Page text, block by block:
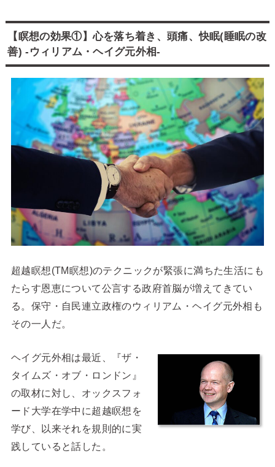
【瞑想の効果①】心を落ち着き、頭痛、快眠(睡眠の改
善) -ウィリアム・ヘイグ元外相-
超越瞑想(TM瞑想)のテクニックが緊張に満ちた生活にも
たらす恩恵について公言する政府首脳が増えてきてい
る。保守・自民連立政権のウィリアム・ヘイグ元外相も
その一人だ。
ヘイグ元外相は最近、『ザ・
タイムズ・オブ・ロンドン』
の取材に対し、オックスフォ
ード大学在学中に超越瞑想を
学び、以来それを規則的に実
践していると話した。